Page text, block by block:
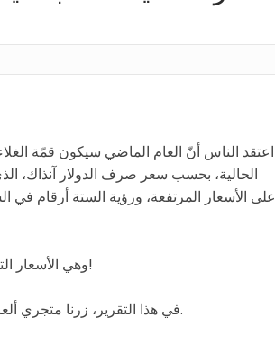
شقراء
بأجواء
اعتقد الناس أنّ العام الماضي سيكون قمّة
على الأسعار المرتفعة، ورؤية الستة أرقام في
وهي الأسعار التي قد يلامس بعضها الـ20 مليوناً حسب القطعة والعلامة التجارية!
في هذا التقرير، زرنا متجري ألعاب، لديهما أسعار متنوعة، واستثنينا القطع الالكترونية من الرصد.